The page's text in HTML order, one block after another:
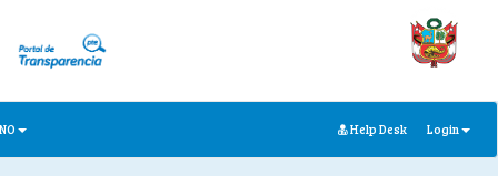
Help Desk Login